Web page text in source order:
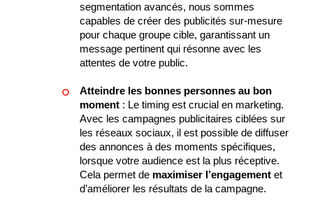
segmentation avancés, nous sommes
capables de créer des publicités sur-mesure
pour chaque groupe cible, garantissant un
message pertinent qui résonne avec les
attentes de votre public.
Atteindre les bonnes personnes au bon
moment : Le timing est crucial en marketing.
Avec les campagnes publicitaires ciblées sur
les réseaux sociaux, il est possible de diffuser
des annonces à des moments spécifiques,
lorsque votre audience est la plus réceptive.
Cela permet de maximiser l’engagement et
d’améliorer les résultats de la campagne.